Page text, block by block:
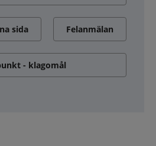
sida Felanmälan
- klagomål